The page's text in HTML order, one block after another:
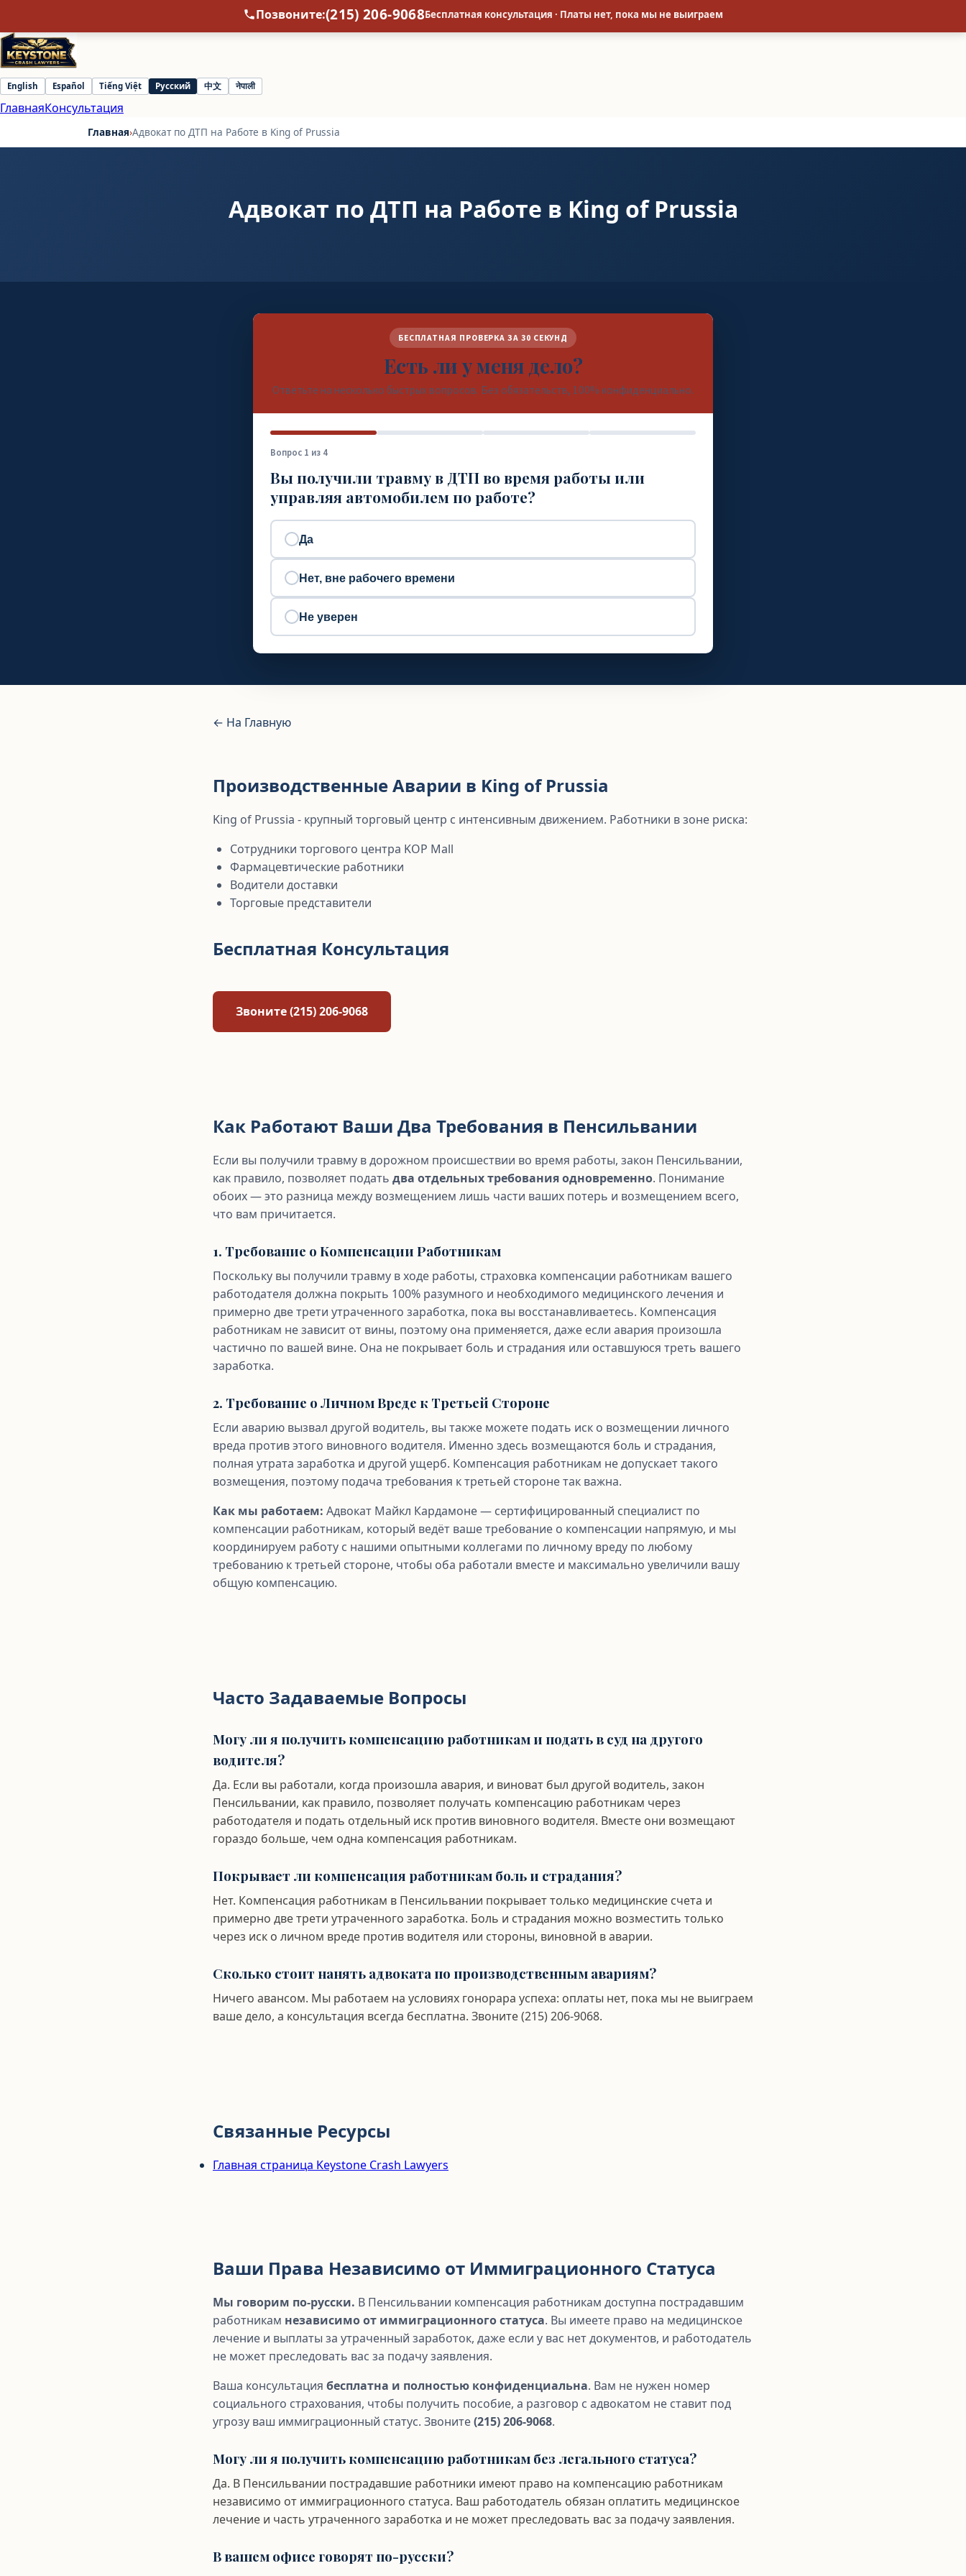
Позвоните:(215) 206-9068Бесплатная консультация · Платы нет, пока мы не выиграем
Select
language
English Español Tiếng Việt Русский 中文 नेपाली
ГлавнаяКонсультация
Главная›Адвокат по ДТП на Работе в King of Prussia
Адвокат по ДТП на Работе в King of Prussia
БЕСПЛАТНАЯ ПРОВЕРКА ЗА 30 СЕКУНД
Есть ли у меня дело?
Ответьте на несколько быстрых вопросов. Без обязательств, 100% конфиденциально.
Вопрос 1 из 4
Вы получили травму в ДТП во время работы или
управляя автомобилем по работе?
Да
Нет, вне рабочего времени
Не уверен
← На Главную
Производственные Аварии в King of Prussia
King of Prussia - крупный торговый центр с интенсивным движением. Работники в зоне риска:
Сотрудники торгового центра KOP Mall
Фармацевтические работники
Водители доставки
Торговые представители
Бесплатная Консультация
Звоните (215) 206-9068
Как Работают Ваши Два Требования в Пенсильвании
Если вы получили травму в дорожном происшествии во время работы, закон Пенсильвании,
как правило, позволяет подать два отдельных требования одновременно. Понимание
обоих — это разница между возмещением лишь части ваших потерь и возмещением всего,
что вам причитается.
1. Требование о Компенсации Работникам
Поскольку вы получили травму в ходе работы, страховка компенсации работникам вашего
работодателя должна покрыть 100% разумного и необходимого медицинского лечения и
примерно две трети утраченного заработка, пока вы восстанавливаетесь. Компенсация
работникам не зависит от вины, поэтому она применяется, даже если авария произошла
частично по вашей вине. Она не покрывает боль и страдания или оставшуюся треть вашего
заработка.
2. Требование о Личном Вреде к Третьей Стороне
Если аварию вызвал другой водитель, вы также можете подать иск о возмещении личного
вреда против этого виновного водителя. Именно здесь возмещаются боль и страдания,
полная утрата заработка и другой ущерб. Компенсация работникам не допускает такого
возмещения, поэтому подача требования к третьей стороне так важна.
Как мы работаем: Адвокат Майкл Кардамоне — сертифицированный специалист по
компенсации работникам, который ведёт ваше требование о компенсации напрямую, и мы
координируем работу с нашими опытными коллегами по личному вреду по любому
требованию к третьей стороне, чтобы оба работали вместе и максимально увеличили вашу
общую компенсацию.
Часто Задаваемые Вопросы
Могу ли я получить компенсацию работникам и подать в суд на другого
водителя?
Да. Если вы работали, когда произошла авария, и виноват был другой водитель, закон
Пенсильвании, как правило, позволяет получать компенсацию работникам через
работодателя и подать отдельный иск против виновного водителя. Вместе они возмещают
гораздо больше, чем одна компенсация работникам.
Покрывает ли компенсация работникам боль и страдания?
Нет. Компенсация работникам в Пенсильвании покрывает только медицинские счета и
примерно две трети утраченного заработка. Боль и страдания можно возместить только
через иск о личном вреде против водителя или стороны, виновной в аварии.
Сколько стоит нанять адвоката по производственным авариям?
Ничего авансом. Мы работаем на условиях гонорара успеха: оплаты нет, пока мы не выиграем
ваше дело, а консультация всегда бесплатна. Звоните (215) 206-9068.
Связанные Ресурсы
Главная страница Keystone Crash Lawyers
Ваши Права Независимо от Иммиграционного Статуса
Мы говорим по-русски. В Пенсильвании компенсация работникам доступна пострадавшим
работникам независимо от иммиграционного статуса. Вы имеете право на медицинское
лечение и выплаты за утраченный заработок, даже если у вас нет документов, и работодатель
не может преследовать вас за подачу заявления.
Ваша консультация бесплатна и полностью конфиденциальна. Вам не нужен номер
социального страхования, чтобы получить пособие, а разговор с адвокатом не ставит под
угрозу ваш иммиграционный статус. Звоните(215) 206-9068.
Могу ли я получить компенсацию работникам без легального статуса?
Да. В Пенсильвании пострадавшие работники имеют право на компенсацию работникам
независимо от иммиграционного статуса. Ваш работодатель обязан оплатить медицинское
лечение и часть утраченного заработка и не может преследовать вас за подачу заявления.
В вашем офисе говорят по-русски?